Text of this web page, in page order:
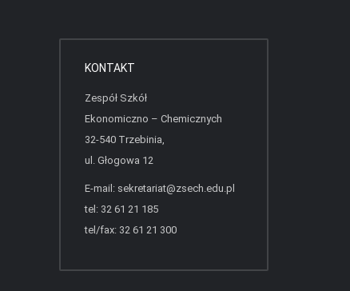
KONTAKT
Zespół Szkół
Ekonomiczno – Chemicznych
32-540 Trzebinia,
ul. Głogowa 12
E-mail: sekretariat@zsech.edu.pl
tel: 32 61 21 185
tel/fax: 32 61 21 300